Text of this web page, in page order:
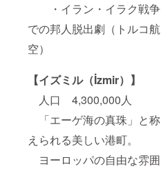
・イラン・イラク戦争
での邦人脱出劇（トルコ航
空）
【イズミル（İzmir）】
人口 4,300,000人
「エーゲ海の真珠」と称
えられる美しい港町。
ヨーロッパの自由な雰囲